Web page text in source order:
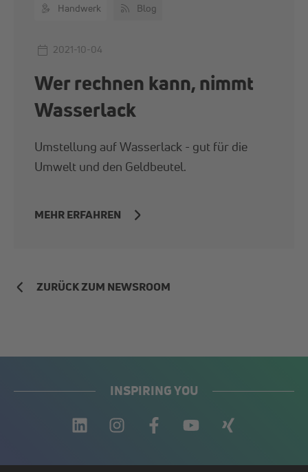
Handwerk Blog
2021-10-04
Wer rechnen kann, nimmt
Wasserlack
Umstellung auf Wasserlack - gut für die
Umwelt und den Geldbeutel.
MEHR ERFAHREN
ZURÜCK ZUM NEWSROOM
INSPIRING YOU